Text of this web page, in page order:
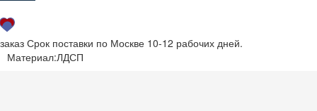
Срок поставки по Москве 10-12 рабочих дней.
Материал:ЛДСП